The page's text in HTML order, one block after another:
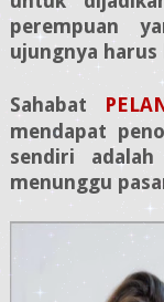
perempuan
ujungnya
Sahabat
mendapat
sendiri
menunggu